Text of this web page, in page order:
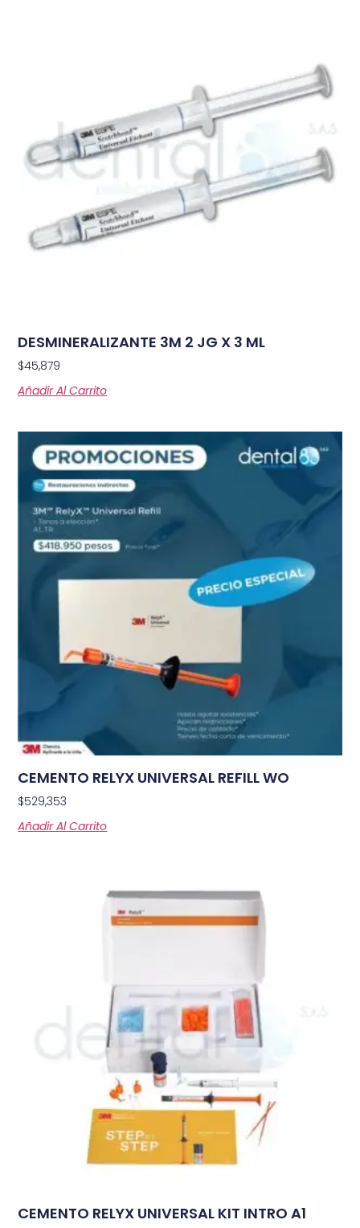
DESMINERALIZANTE 3M 2 JG X 3 ML
$45,879
Añadir Al Carrito
CEMENTO RELYX UNIVERSAL REFILL WO
$529,353
Añadir Al Carrito
CEMENTO RELYX UNIVERSAL KIT INTRO A1